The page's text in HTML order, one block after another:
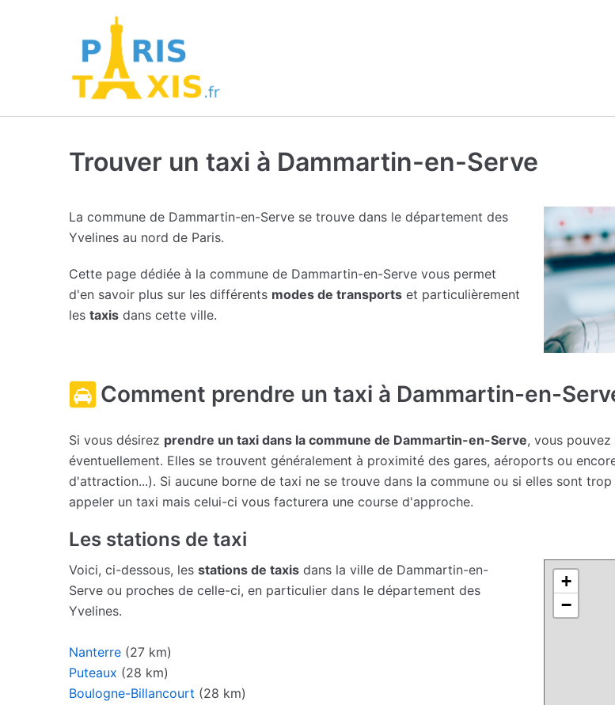
Trouver un taxi à Dammartin-en-Serve
La commune de Dammartin-en-Serve se trouve dans le département des
Yvelines au nord de Paris.
Cette page dédiée à la commune de Dammartin-en-Serve vous permet
d'en savoir plus sur les différents modes de transports et particulièrement
les taxis dans cette ville.
Comment prendre un taxi à Dammartin-en-
Si vous désirez prendre un taxi dans la commune de Dammartin-en-Serve, vous
éventuellement. Elles se trouvent généralement à proximité des gares, aéroports ou
d'attraction...). Si aucune borne de taxi ne se trouve dans la commune ou si elles sont
appeler un taxi mais celui-ci vous facturera une course d'approche.
Les stations de taxi
Voici, ci-dessous, les stations de taxis dans la ville de Dammartin-en-
Serve ou proches de celle-ci, en particulier dans le département des
Yvelines.
Nanterre (27 km)
Puteaux (28 km)
Boulogne-Billancourt (28 km)
+
−